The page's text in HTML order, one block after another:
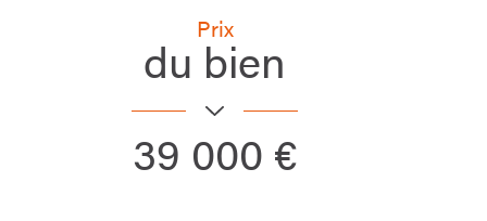
Prix
du bien
39 000 €